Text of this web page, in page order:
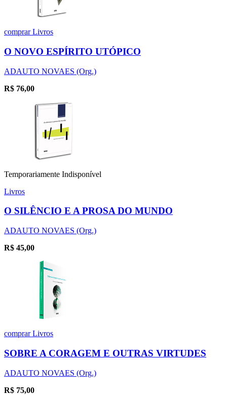
comprarLivros
O NOVO ESPÍRITO UTÓPICO
ADAUTO NOVAES (Org.)
R$ 76,00
Temporariamente Indisponível
Livros
O SILÊNCIO E A PROSA DO MUNDO
ADAUTO NOVAES (Org.)
R$ 45,00
comprarLivros
SOBRE A CORAGEM E OUTRAS VIRTUDES
ADAUTO NOVAES (Org.)
R$ 75,00